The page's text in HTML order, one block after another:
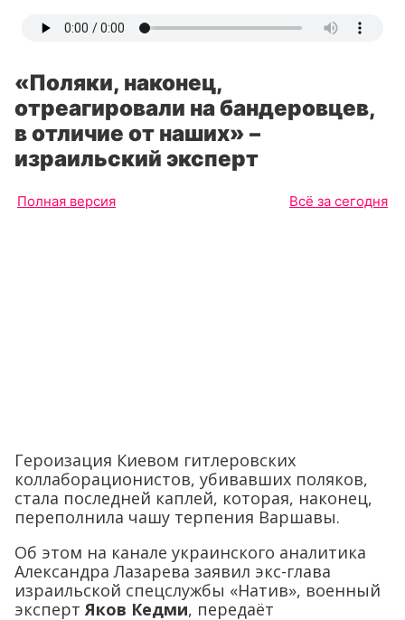
«Поляки, наконец,
отреагировали на бандеровцев,
в отличие от наших» –
израильский эксперт
Полная версия Всё за сегодня
Героизация Киевом гитлеровских
коллаборационистов, убивавших поляков,
стала последней каплей, которая, наконец,
переполнила чашу терпения Варшавы.
Об этом на канале украинского аналитика
Александра Лазарева заявил экс-глава
израильской спецслужбы «Натив», военный
экспертЯков Кедми, передаёт